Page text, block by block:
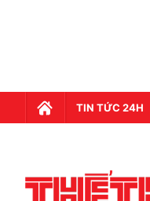
TIN TỨC 24H